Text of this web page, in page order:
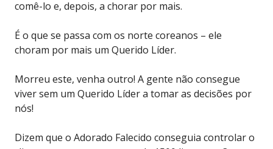
comê-lo e, depois, a chorar por mais.
É o que se passa com os norte coreanos – ele
choram por mais um Querido Líder.
Morreu este, venha outro! A gente não consegue
viver sem um Querido Líder a tomar as decisões por
nós!
Dizem que o Adorado Falecido conseguia controlar o